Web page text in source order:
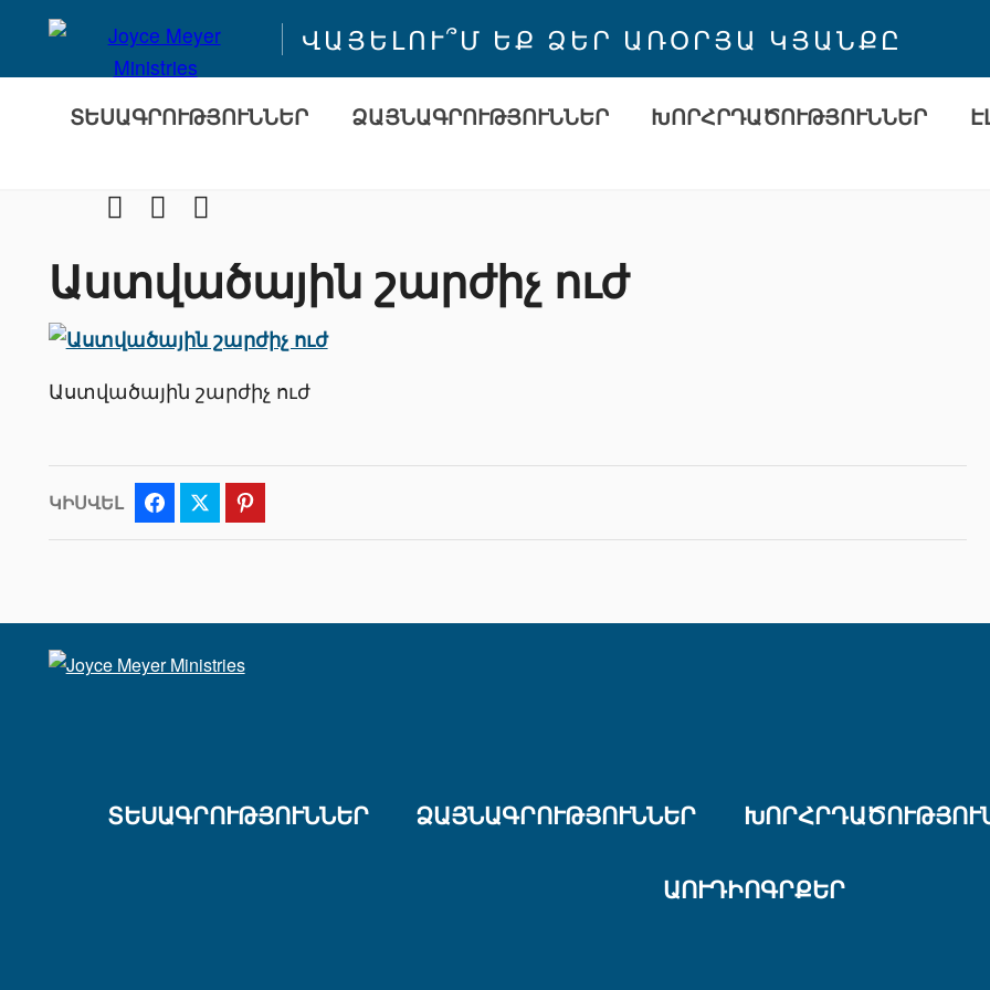
ՎԱՅԵԼՈՒ՞Մ ԵՔ ՁԵՐ ԱՌՕՐՅԱ ԿՅԱՆՔԸ
ՏԵՍԱԳՐՈՒԹՅՈՒՆՆԵՐ ՁԱՅՆԱԳՐՈՒԹՅՈՒՆՆԵՐ ԽՈՐՀՐԴԱԾՈՒԹՅՈՒՆՆԵՐ
FacebookYoutube
Աստվածային շարժիչ ուժ
Աստվածային շարժիչ ուժ
ԿԻՍՎԵԼ FacebookTwitter
ՏԵՍԱԳՐՈՒԹՅՈՒՆՆԵՐ ՁԱՅՆԱԳՐՈՒԹՅՈՒՆՆԵՐ
ԱՈՒԴԻՈԳՐՔԵՐ